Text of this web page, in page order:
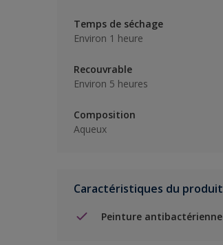
Temps de séchage
Environ 1 heure
Recouvrable
Environ 5 heures
Composition
Aqueux
Caractéristiques du produit
Peinture antibactérienne